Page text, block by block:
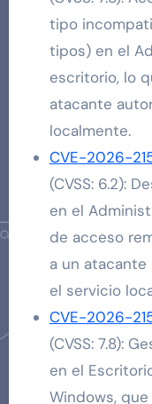
tipo
tipos) en el
escritorio, lo
atacante
localmente.
CVE-2026-
(CVSS: 6.2):
en el
de acceso
a un atacante
el servicio
CVE-2026-
(CVSS: 7.8):
en el
Windows,